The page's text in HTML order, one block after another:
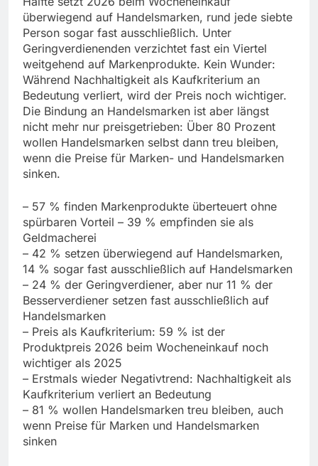
überwiegend auf Handelsmarken, rund jede siebte
Person sogar fast ausschließlich. Unter
Geringverdienenden verzichtet fast ein Viertel
weitgehend auf Markenprodukte. Kein Wunder:
Während Nachhaltigkeit als Kaufkriterium an
Bedeutung verliert, wird der Preis noch wichtiger.
Die Bindung an Handelsmarken ist aber längst
nicht mehr nur preisgetrieben: Über 80 Prozent
wollen Handelsmarken selbst dann treu bleiben,
wenn die Preise für Marken- und Handelsmarken
sinken.
– 57 % finden Markenprodukte überteuert ohne
spürbaren Vorteil – 39 % empfinden sie als
Geldmacherei
– 42 % setzen überwiegend auf Handelsmarken,
14 % sogar fast ausschließlich auf Handelsmarken
– 24 % der Geringverdiener, aber nur 11 % der
Besserverdiener setzen fast ausschließlich auf
Handelsmarken
– Preis als Kaufkriterium: 59 % ist der
Produktpreis 2026 beim Wocheneinkauf noch
wichtiger als 2025
– Erstmals wieder Negativtrend: Nachhaltigkeit als
Kaufkriterium verliert an Bedeutung
– 81 % wollen Handelsmarken treu bleiben, auch
wenn Preise für Marken und Handelsmarken
sinken